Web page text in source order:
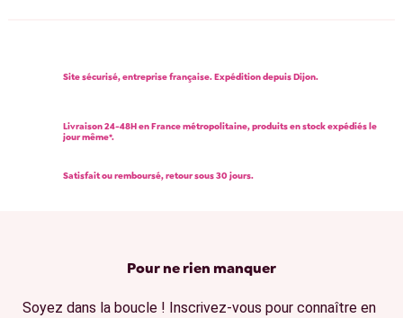
Site sécurisé, entreprise française. Expédition depuis Dijon.
Livraison 24-48H en France métropolitaine, produits en stock expédiés le
jour même*.
Satisfait ou remboursé, retour sous 30 jours.
Pour ne rien manquer
Soyez dans la boucle ! Inscrivez-vous pour connaître en